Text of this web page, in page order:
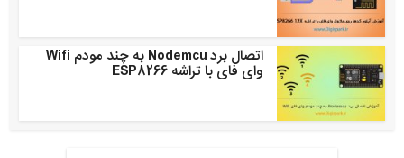
اتصال برد Nodemcu به چند مودم Wifi
وای فای با تراشه ESP8266